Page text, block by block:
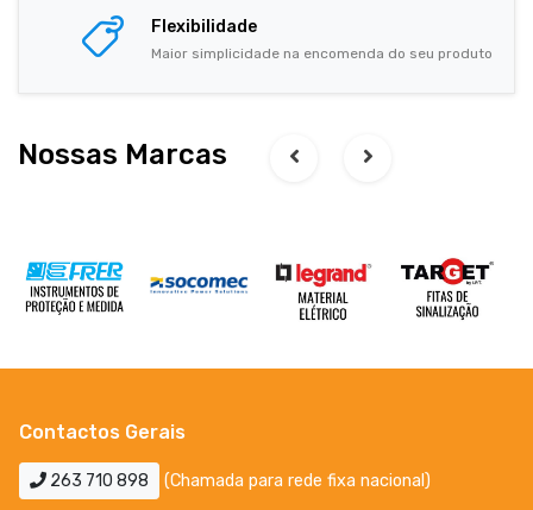
Flexibilidade
Maior simplicidade na encomenda do seu produto
Nossas Marcas
Contactos Gerais
263 710 898 (Chamada para rede fixa nacional)